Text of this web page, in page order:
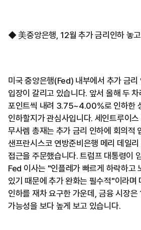
◆ 美중앙은행, 12월 추가 금리인하 놓
미국 중앙은행(Fed) 내부에서 추가 금리
입장이 갈리고 있습니다. 앞서 올해 두
포인트씩 내려 3.75~4.00%로 인하한
인하할지가 관심사입니다. 세인트루이
무사렘 총재는 추가 금리 인하에 회의적
샌프란시스코 연방준비은행 메리 데일
접근을 주문했습니다. 트럼프 대통령이
Fed 이사는 "인플레가 빠르게 하락하고
있기 때문에 추가 완화는 필수적"이라
인하를 재차 요구한 가운데, 금융 시장
가능성을 보다 높게 보고 있습니다.